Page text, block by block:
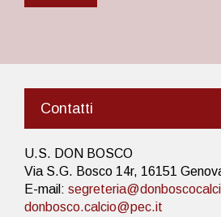
Contatti
U.S. DON BOSCO
Via S.G. Bosco 14r, 16151
E-mail:
donbosco.calcio@pec.it